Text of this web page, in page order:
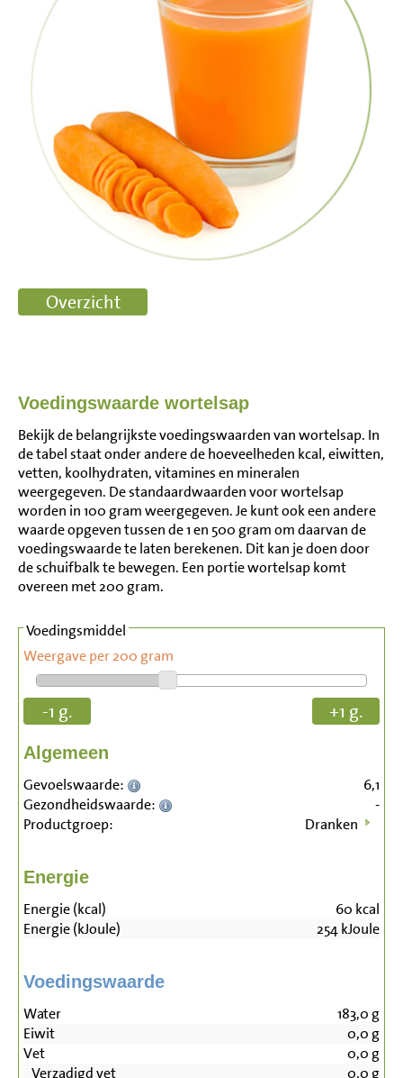
Voedingswaarde wortelsap
Bekijk de belangrijkste voedingswaarden van wortelsap. In
de tabel staat onder andere de hoeveelheden kcal, eiwitten,
vetten, koolhydraten, vitamines en mineralen
weergegeven. De standaardwaarden voor wortelsap
worden in 100 gram weergegeven. Je kunt ook een andere
waarde opgeven tussen de 1 en 500 gram om daarvan de
voedingswaarde te laten berekenen. Dit kan je doen door
de schuifbalk te bewegen. Een portie wortelsap komt
overeen met 200 gram.
Voedingsmiddel
Weergave per 200 gram
-1 g. +1 g.
Algemeen
Gevoelswaarde:
6,1
Gezondheidswaarde:
-
Productgroep:
Dranken
Energie
Energie (kcal) 60 kcal
Energie (kJoule)
254kJoule
Voedingswaarde
Water 183,0 g
Eiwit
0,0 g
Vet
0,0 g
Verzadigd vet
0,0 g